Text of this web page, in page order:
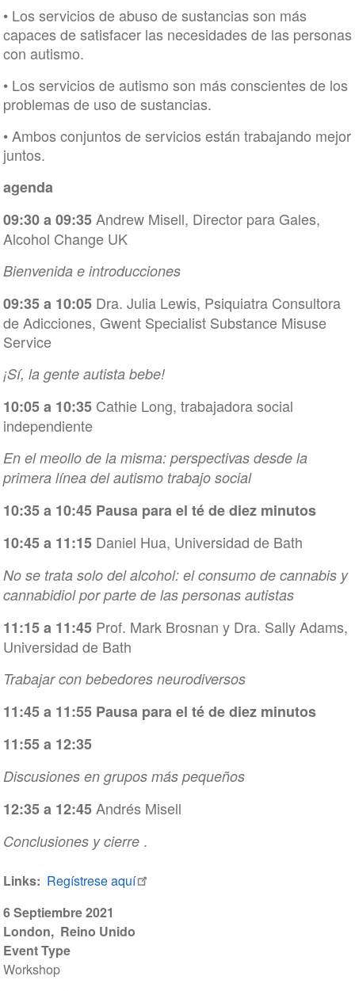
6 Septiembre 2021
London
Reino Unido
Event Type
Workshop
• Los servicios de abuso de sustancias son más
capaces de satisfacer las necesidades de las personas
con autismo.
• Los servicios de autismo son más conscientes de los
problemas de uso de sustancias.
• Ambos conjuntos de servicios están trabajando mejor
juntos.
agenda
09:30 a 09:35Andrew Misell, Director para Gales,
Alcohol Change UK
Bienvenida e introducciones
09:35 a 10:05Dra. Julia Lewis, Psiquiatra Consultora
de Adicciones, Gwent Specialist Substance Misuse
Service
¡Sí, la gente autista bebe!
10:05 a 10:35Cathie Long, trabajadora social
independiente
En el meollo de la misma: perspectivas desde la
primera línea del autismo trabajo social
10:35 a 10:45 Pausa para el té de diez minutos
10:45 a 11:15Daniel Hua, Universidad de Bath
No se trata solo del alcohol: el consumo de cannabis y
cannabidiol por parte de las personas autistas
11:15 a 11:45Prof. Mark Brosnan y Dra. Sally Adams,
Universidad de Bath
Trabajar con bebedores neurodiversos
11:45 a 11:55 Pausa para el té de diez minutos
11:55 a 12:35
Discusiones en grupos más pequeños
12:35 a 12:45Andrés Misell
Conclusiones y cierre.
Links Regístrese aquí